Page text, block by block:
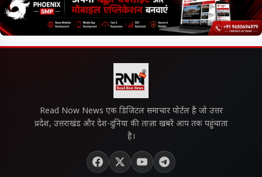
Read Now News एक डिजिटल समाचार पोर्टल है जो उत्तर
प्रदेश, उत्तराखंड और देश-दुनिया की ताज़ा खबरें आप तक पहुंचाता
है।